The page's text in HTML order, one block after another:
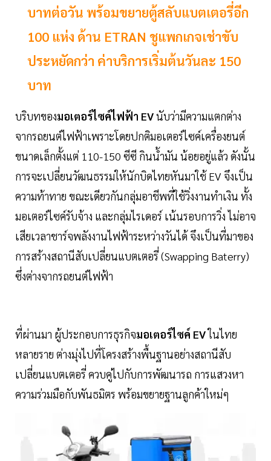
บาทต่อวัน พร้อมขยายตู้สลับแบตเตอรี่อีก
100 แห่ง ด้าน ETRAN ชูแพกเกจเช่าขับ
ประหยัดกว่า ค่าบริการเริ่มต้นวันละ 150
บาท
บริบทของมอเตอร์ไซค์ไฟฟ้า EVนับว่ามีความแตกต่าง
จากรถยนต์ไฟฟ้าเพราะโดยปกติมอเตอร์ไซค์เครื่องยนต์
ขนาดเล็กตั้งแต่ 110-150 ซีซี กินนํ้ามัน น้อยอยู่แล้ว ดังนั้น
การจะเปลี่ยนวัฒนธรรมให้นักบิดไทยหันมาใช้ EV จึงเป็น
ความท้าทาย ขณะเดียวกันกลุ่มอาชีพที่ใช้วิ่งงานทำเงิน ทั้ง
มอเตอร์ไซค์รับจ้าง และกลุ่มไรเดอร์ เน้นรอบการวิ่ง ไม่อาจ
เสียเวลาชาร์จพลังงานไฟฟ้าระหว่างวันได้ จึงเป็นที่มาของ
การสร้างสถานีสับเปลี่ยนแบตเตอรี่ (Swapping Baterry)
ซึ่งต่างจากรถยนต์ไฟฟ้า
ที่ผ่านมา ผู้ประกอบการธุรกิจมอเตอร์ไซค์ EVในไทย
หลายราย ต่างมุ่งไปที่โครงสร้างพื้นฐานอย่างสถานีสับ
เปลี่ยนแบตเตอรี่ ควบคู่ไปกับการพัฒนารถ การแสวงหา
ความร่วมมือกับพันธมิตร พร้อมขยายฐานลูกค้าใหม่ๆ